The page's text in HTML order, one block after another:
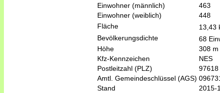
Einwohner (männlich)
463
Einwohner (weiblich)
448
Fläche
13,43
Bevölkerungsdichte
68
Höhe
308 m
Kfz-Kennzeichen
NES
Postleitzahl (PLZ)
97618
Amtl. Gemeindeschlüssel (AGS)
Stand
2015-